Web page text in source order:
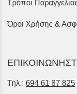
Τρόποι
Όροι Χρήσης &
Τηλ.: 694 61 87 825